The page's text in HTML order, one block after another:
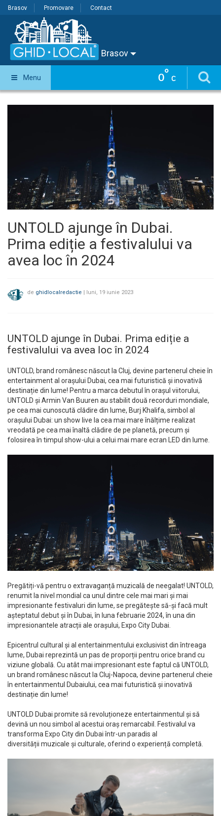
Brasov Promovare Contact
Brasov
0° C
Menu
UNTOLD ajunge în Dubai.
Prima ediție a festivalului va
avea loc în 2024
de ghidlocalredactie | luni, 19 iunie 2023
UNTOLD ajunge în Dubai. Prima ediție a
festivalului va avea loc în 2024
UNTOLD, brand românesc născut la Cluj, devine partenerul cheie în
entertainment al orașului Dubai, cea mai futuristică și inovativă
destinație din lume! Pentru a marca debutul în orașul viitorului,
UNTOLD și Armin Van Buuren au stabilit două recorduri mondiale,
pe cea mai cunoscută clădire din lume, Burj Khalifa, simbol al
orașului Dubai: un show live la cea mai mare înălțime realizat
vreodată pe cea mai înaltă clădire de pe planetă, precum și
folosirea în timpul show-ului a celui mai mare ecran LED din lume.
Pregătiți-vă pentru o extravaganță muzicală de neegalat! UNTOLD,
renumit la nivel mondial ca unul dintre cele mai mari și mai
impresionante festivaluri din lume, se pregătește să-și facă mult
așteptatul debut și în Dubai, în luna februarie 2024, în una din
impresionantele atracții ale orașului, Expo City Dubai.
Epicentrul cultural și al entertainmentului exclusivist din întreaga
lume, Dubai reprezintă un pas de proporții pentru orice brand cu
viziune globală. Cu atât mai impresionant este faptul că UNTOLD,
un brand românesc născut la Cluj-Napoca, devine partenerul cheie
în entertainmentul Dubaiului, cea mai futuristică și inovativă
destinație din lume!
UNTOLD Dubai promite să revoluționeze entertainmentul și să
devină un nou simbol al acestui oraș remarcabil. Festivalul va
transforma Expo City din Dubai într-un paradis al
diversității muzicale și culturale, oferind o experiență completă.